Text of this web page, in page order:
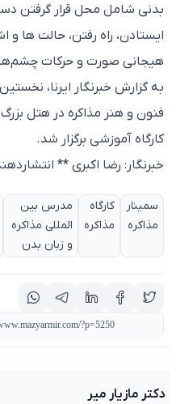
بدنی شامل محل قرار گرفتن دست
ایستادن، راه رفتن، حالت ها و
هیجانی صورت و حرکات چشم‌ها
به گزارش خبرنگار ایرنا،
فنون و هنر مذاکره در هتل بزرگ
کارگاه آموزشی برگزار شد.
خبرنگار: رضا اکبری **
سمینار
مذاکره
کارگاه
مذاکره
مدرس بین
المللی مذاکره
و زبان بدن
دکتر مازیار میر